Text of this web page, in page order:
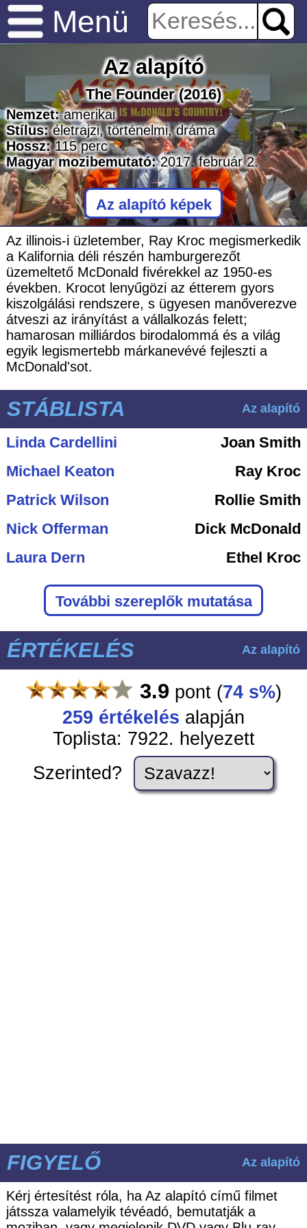
Menü
Az alapító
The Founder(2016)
Nemzet: amerikai
Stílus: életrajzi,történelmi,dráma
Hossz: 115perc
Magyar mozibemutató:2017. február 2.
Az alapító képek
Az illinois-i üzletember, Ray Kroc megismerkedik
a Kalifornia déli részén hamburgerezőt
üzemeltető McDonald fivérekkel az 1950-es
években. Krocot lenyűgözi az étterem gyors
kiszolgálási rendszere, s ügyesen manőverezve
átveszi az irányítást a vállalkozás felett;
hamarosan milliárdos birodalommá és a világ
egyik legismertebb márkanevévé fejleszti a
McDonald'sot.
STÁBLISTA Az alapító
Linda Cardellini
Joan Smith
Michael Keaton
Ray Kroc
Patrick Wilson
Rollie Smith
Nick Offerman
Dick McDonald
Laura Dern
Ethel Kroc
További szereplők mutatása
ÉRTÉKELÉS Az alapító
3.9 pont (74 s%)
259 értékelés alapján
Toplista: 7922. helyezett
Szerinted?
FIGYELŐ Az alapító
Kérj értesítést róla, ha Az alapító című filmet
játssza valamelyik tévéadó, bemutatják a